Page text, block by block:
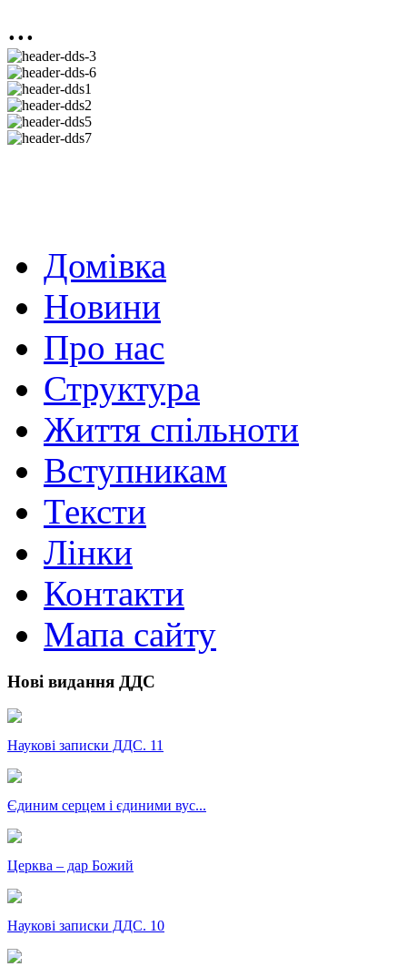
...
Домівка
Новини
Про нас
Структура
Життя спільноти
Вступникам
Тексти
Лінки
Контакти
Мапа сайту
Нові видання ДДС
Наукові записки ДДС. 11
Єдиним серцем і єдиними вус...
Церква – дар Божий
Наукові записки ДДС. 10